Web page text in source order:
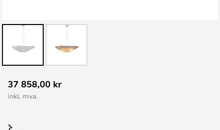
til
begynnelsen
bildegalleri
37 858,00 kr
inkl. mva.